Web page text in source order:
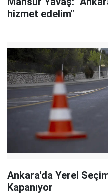
hizmet edelim"
Ankara'da Yerel
Kapanıyor